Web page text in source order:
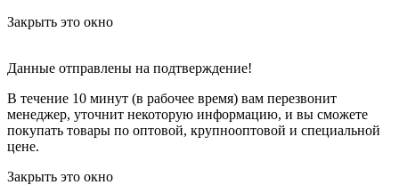
Закрыть это окно
Данные отправлены на подтверждение!
В течение 10 минут (в рабочее время) вам перезвонит
менеджер, уточнит некоторую информацию, и вы сможете
покупать товары по оптовой, крупнооптовой и специальной
цене.
Закрыть это окно